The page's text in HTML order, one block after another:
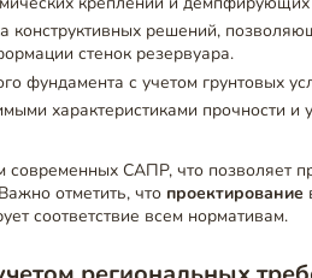
конструктивных решений,
стенок резервуара.
фундамента с учетом грунтовых
характеристиками прочности и
современных САПР, что позволяет
отметить, что проектирование
соответствие всем нормативам.